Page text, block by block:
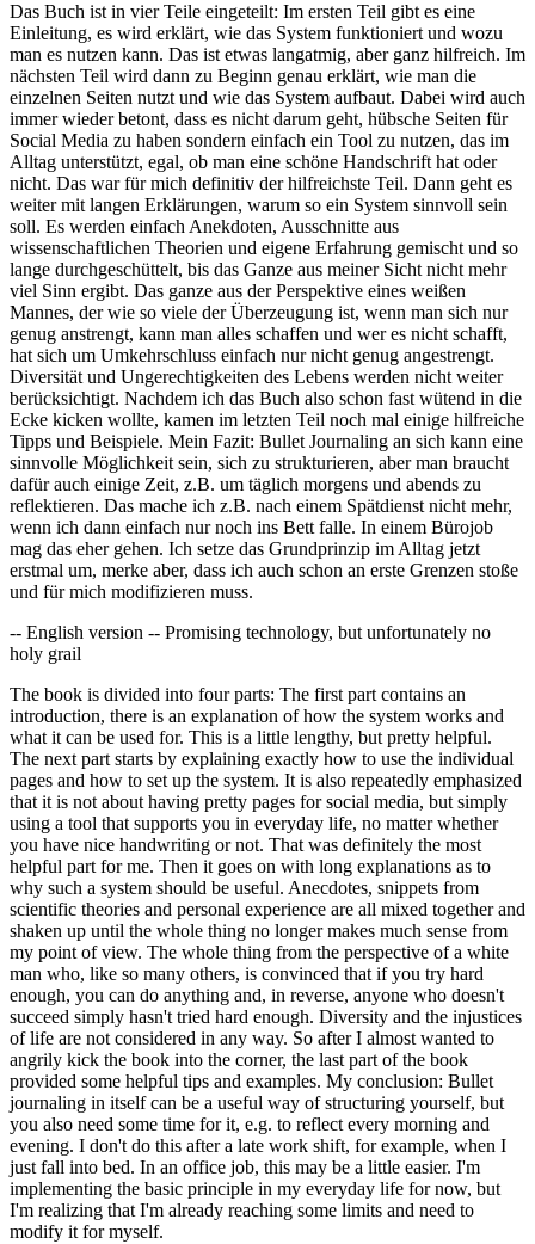
Das Buch ist in vier Teile eingeteilt: Im ersten Teil gibt es eine
Einleitung, es wird erklärt, wie das System funktioniert und wozu
man es nutzen kann. Das ist etwas langatmig, aber ganz hilfreich. Im
nächsten Teil wird dann zu Beginn genau erklärt, wie man die
einzelnen Seiten nutzt und wie das System aufbaut. Dabei wird auch
immer wieder betont, dass es nicht darum geht, hübsche Seiten für
Social Media zu haben sondern einfach ein Tool zu nutzen, das im
Alltag unterstützt, egal, ob man eine schöne Handschrift hat oder
nicht. Das war für mich definitiv der hilfreichste Teil. Dann geht es
weiter mit langen Erklärungen, warum so ein System sinnvoll sein
soll. Es werden einfach Anekdoten, Ausschnitte aus
wissenschaftlichen Theorien und eigene Erfahrung gemischt und so
lange durchgeschüttelt, bis das Ganze aus meiner Sicht nicht mehr
viel Sinn ergibt. Das ganze aus der Perspektive eines weißen
Mannes, der wie so viele der Überzeugung ist, wenn man sich nur
genug anstrengt, kann man alles schaffen und wer es nicht schafft,
hat sich um Umkehrschluss einfach nur nicht genug angestrengt.
Diversität und Ungerechtigkeiten des Lebens werden nicht weiter
berücksichtigt. Nachdem ich das Buch also schon fast wütend in die
Ecke kicken wollte, kamen im letzten Teil noch mal einige hilfreiche
Tipps und Beispiele. Mein Fazit: Bullet Journaling an sich kann eine
sinnvolle Möglichkeit sein, sich zu strukturieren, aber man braucht
dafür auch einige Zeit, z.B. um täglich morgens und abends zu
reflektieren. Das mache ich z.B. nach einem Spätdienst nicht mehr,
wenn ich dann einfach nur noch ins Bett falle. In einem Bürojob
mag das eher gehen. Ich setze das Grundprinzip im Alltag jetzt
erstmal um, merke aber, dass ich auch schon an erste Grenzen stoße
und für mich modifizieren muss.
-- English version -- Promising technology, but unfortunately no
holy grail
The book is divided into four parts: The first part contains an
introduction, there is an explanation of how the system works and
what it can be used for. This is a little lengthy, but pretty helpful.
The next part starts by explaining exactly how to use the individual
pages and how to set up the system. It is also repeatedly emphasized
that it is not about having pretty pages for social media, but simply
using a tool that supports you in everyday life, no matter whether
you have nice handwriting or not. That was definitely the most
helpful part for me. Then it goes on with long explanations as to
why such a system should be useful. Anecdotes, snippets from
scientific theories and personal experience are all mixed together and
shaken up until the whole thing no longer makes much sense from
my point of view. The whole thing from the perspective of a white
man who, like so many others, is convinced that if you try hard
enough, you can do anything and, in reverse, anyone who doesn't
succeed simply hasn't tried hard enough. Diversity and the injustices
of life are not considered in any way. So after I almost wanted to
angrily kick the book into the corner, the last part of the book
provided some helpful tips and examples. My conclusion: Bullet
journaling in itself can be a useful way of structuring yourself, but
you also need some time for it, e.g. to reflect every morning and
evening. I don't do this after a late work shift, for example, when I
just fall into bed. In an office job, this may be a little easier. I'm
implementing the basic principle in my everyday life for now, but
I'm realizing that I'm already reaching some limits and need to
modify it for myself.